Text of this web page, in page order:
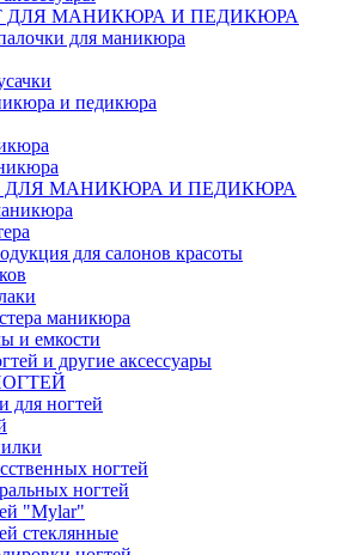
ДЛЯ МАНИКЮРА И ПЕДИКЮРА
для маникюра
и педикюра
ДЛЯ МАНИКЮРА И ПЕДИКЮРА
для салонов красоты
маникюра
и емкости
и другие аксессуары
для ногтей
ногтей
ногтей
"Mylar"
стеклянные